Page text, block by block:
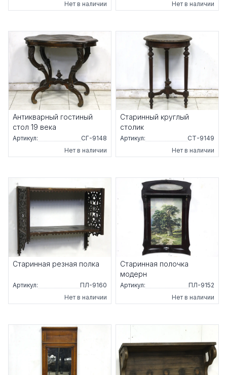
Нет в наличии
Нет в наличии
Антикварный гостиный
стол 19 века
Артикул:
СГ-9148
Нет в наличии
Старинный круглый
столик
Артикул:
СТ-9149
Нет в наличии
Старинная резная полка
Артикул:
ПЛ-9160
Нет в наличии
Старинная полочка
модерн
Артикул:
ПЛ-9152
Нет в наличии